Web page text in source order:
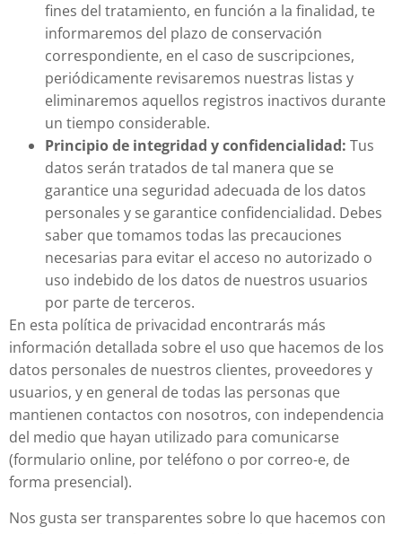
fines del tratamiento, en función a la finalidad, te
informaremos del plazo de conservación
correspondiente, en el caso de suscripciones,
periódicamente revisaremos nuestras listas y
eliminaremos aquellos registros inactivos durante
un tiempo considerable.
Principio de integridad y confidencialidad: Tus
datos serán tratados de tal manera que se
garantice una seguridad adecuada de los datos
personales y se garantice confidencialidad. Debes
saber que tomamos todas las precauciones
necesarias para evitar el acceso no autorizado o
uso indebido de los datos de nuestros usuarios
por parte de terceros.
En esta política de privacidad encontrarás más
información detallada sobre el uso que hacemos de los
datos personales de nuestros clientes, proveedores y
usuarios, y en general de todas las personas que
mantienen contactos con nosotros, con independencia
del medio que hayan utilizado para comunicarse
(formulario online, por teléfono o por correo-e, de
forma presencial).
Nos gusta ser transparentes sobre lo que hacemos con